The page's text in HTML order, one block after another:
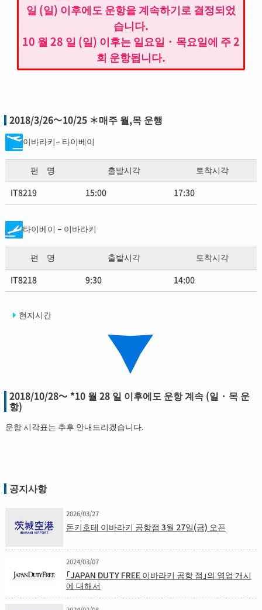
일 (일) 이후에도 운항을 계속하기로 결정되었
습니다.
10 월 28 일 (일) 이후는 일요일 · 목요일에 주 2
회 운항됩니다.
2018/3/26～10/25 ＊매주 월,목 운행
이바라키– 타이베이
편 명 출발시각 토착시각
IT8219 15:00 17:30
타이베이 – 이바라키
편 명 출발시각 토착시각
IT8218 9:30 14:00
현지시간
2018/10/28〜 *10 월 28 일 이후에도 운항 계속 (일 · 목 운
항)
운항 시각표는 추후 안내드리겠습니다.
공지사항
2026/03/27
돈키호테 이바라키 공항점 3월 27일(금) 오픈
2024/03/07
「JAPAN DUTY FREE 이바라키 공항 점」의 영업 개시
에 대해서